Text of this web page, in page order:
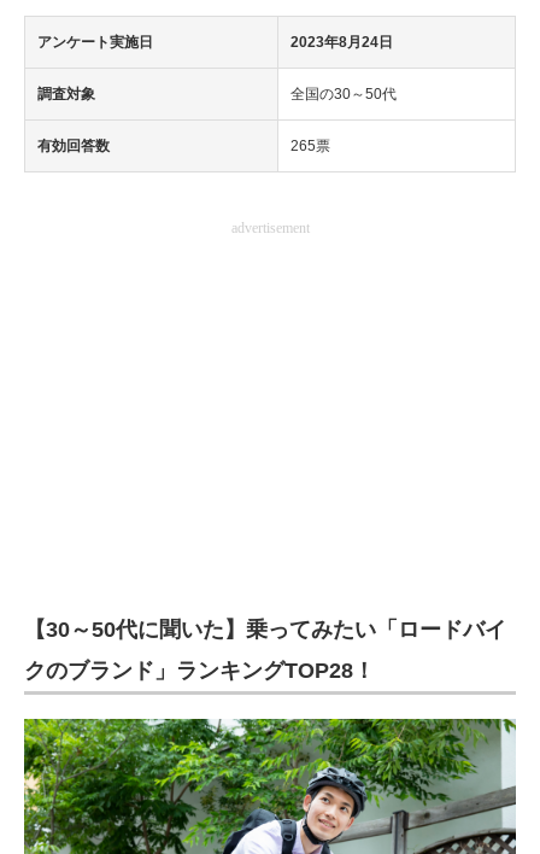
アンケート実施日 2023年8月24日
調査対象 全国の30～50代
有効回答数 265票
advertisement
【30～50代に聞いた】乗ってみたい「ロードバイ
クのブランド」ランキングTOP28！